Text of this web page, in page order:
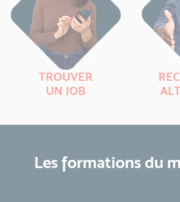
TROUVER
UN JOB
Les formations du